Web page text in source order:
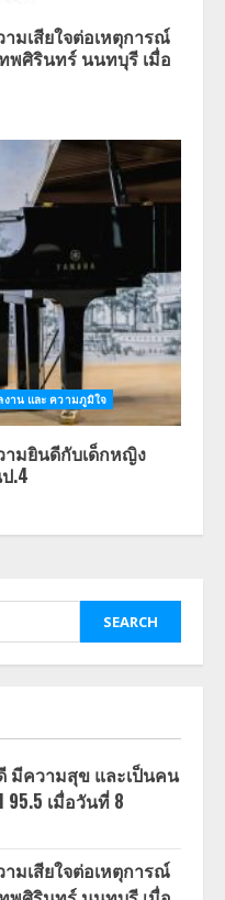
มเสียใจต่อเหตุการณ์
พศิรินทร์ นนทบุรี เมื่อ
งาน และ ความภูมิใจ
ามยินดีกับเด็กหญิง
.4
มีความสุข และเป็นคน
เมื่อวันที่ 8
มเสียใจต่อเหตุการณ์